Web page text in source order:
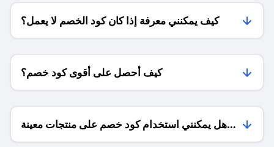
كيف يمكنني معرفة إذا كان كود الخصم لا يعمل؟
كيف أحصل على أقوى كود خصم؟
هل يمكنني استخدام كود خصم على منتجات معينة
فقط؟